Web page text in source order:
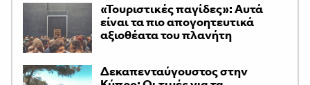
«Τουριστικές παγίδες»: Αυτά
είναι τα πιο απογοητευτικά
αξιοθέατα του πλανήτη
Δεκαπενταύγουστος στην